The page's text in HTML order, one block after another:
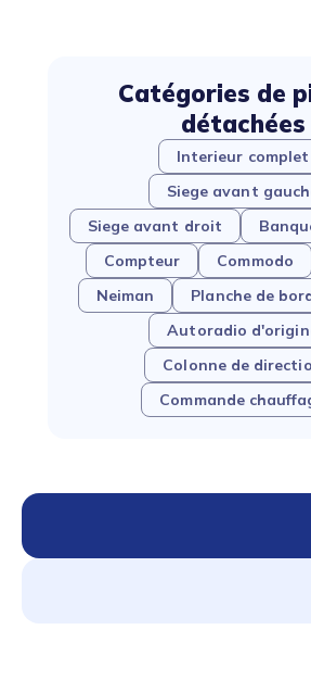
Catégories de
détachées
Interieur complet
Siege avant
Siege avant droit
Compteur
Commodo
Neiman
Planche de
Autoradio
Colonne de
Commande